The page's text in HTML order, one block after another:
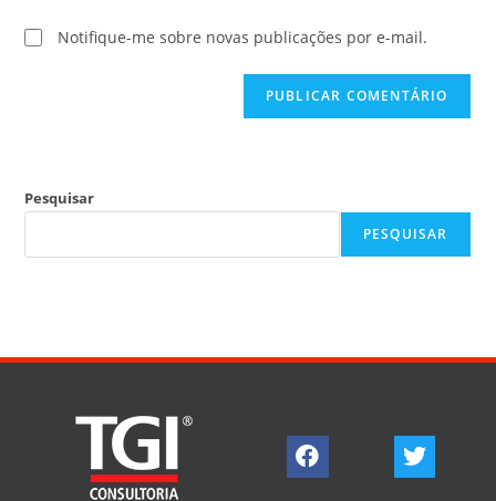
Notifique-me sobre novas publicações por e-mail.
Pesquisar
PESQUISAR